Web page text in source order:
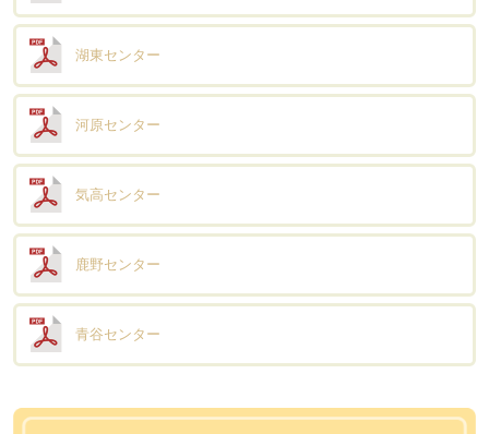
湖東センター
河原センター
気高センター
鹿野センター
青谷センター